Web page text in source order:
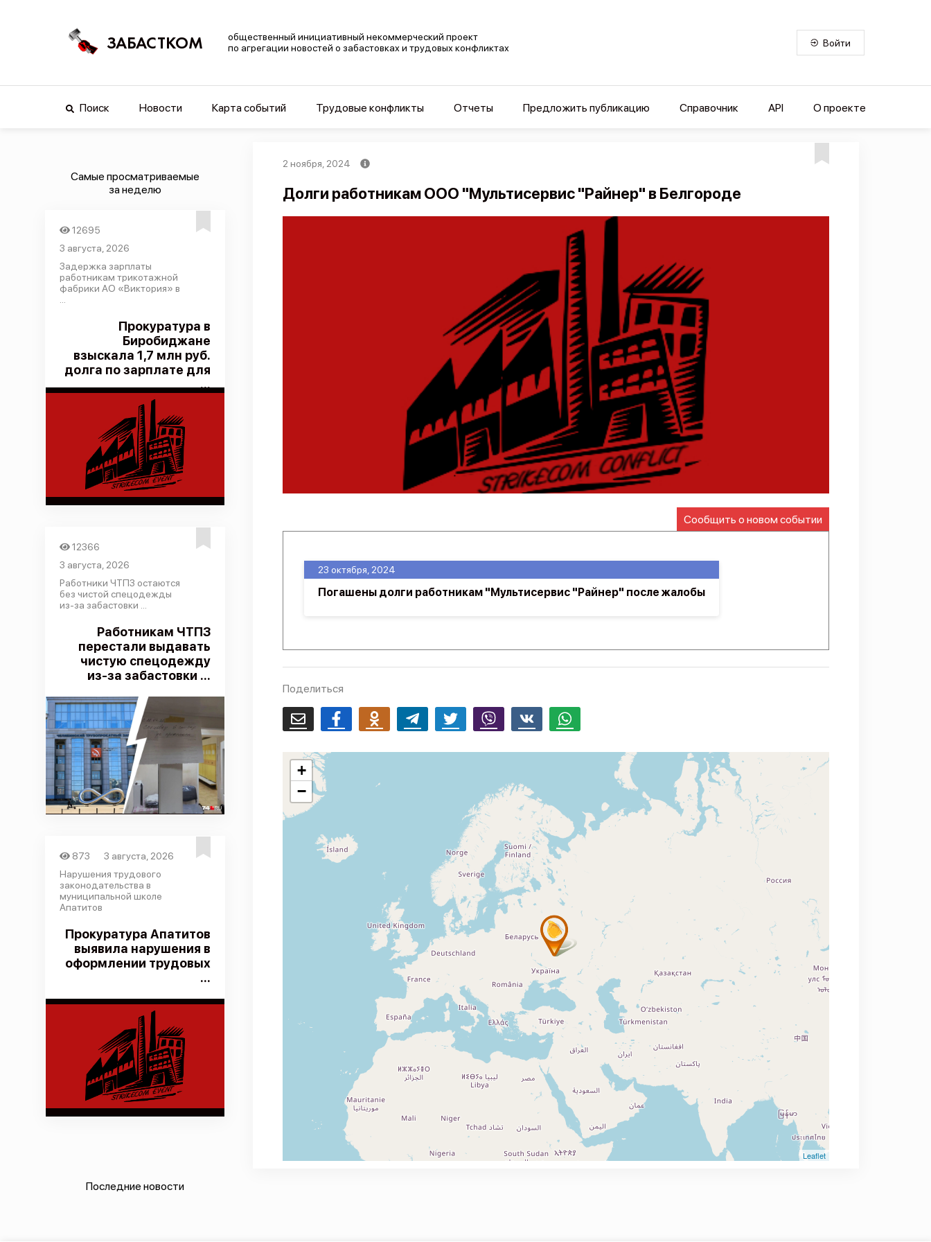
ЗАБАСТКОМ
общественный инициативный некоммерческий проект
по агрегации новостей о забастовках и трудовых конфликтах
Войти
Поиск Новости Карта событий Трудовые конфликты Отчеты Предложить публикацию Справочник API О проекте
Самые просматриваемые
за неделю
12695
3 августа, 2026
Задержка зарплаты
работникам трикотажной
фабрики АО «Виктория» в
Прокуратура в
Биробиджане
взыскала 1,7 млн руб.
долга по зарплате для
...
12366
3 августа, 2026
Работники ЧТПЗ остаются
без чистой спецодежды
из-за забастовки ...
Работникам ЧТПЗ
перестали выдавать
чистую спецодежду
из-за забастовки ...
873
3 августа, 2026
Нарушения трудового
законодательства в
муниципальной школе
Апатитов
Прокуратура Апатитов
выявила нарушения в
оформлении трудовых
...
Последние новости
2 ноября, 2024
Долги работникам ООО "Мультисервис "Райнер" в Белгороде
Сообщить о новом событии
23 октября, 2024
Погашены долги работникам "Мультисервис "Райнер" после жалобы
Поделиться
Email FacebookOdnoklassnikiTelegram Twitter Viber Whatsapp
+
−
Leaflet